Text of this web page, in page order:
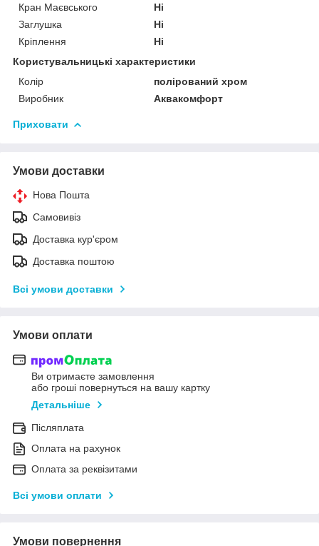
Кран Маєвського
Ні
Заглушка
Ні
Кріплення
Ні
Користувальницькі характеристики
Колір
полірований хром
Виробник
Аквакомфорт
Приховати
Умови доставки
Нова Пошта
Самовивіз
Доставка кур'єром
Доставка поштою
Всі умови доставки
Умови оплати
Ви отримаєте замовлення
або гроші повернуться на вашу картку
Детальніше
Післяплата
Оплата на рахунок
Оплата за реквізитами
Всі умови оплати
Умови повернення